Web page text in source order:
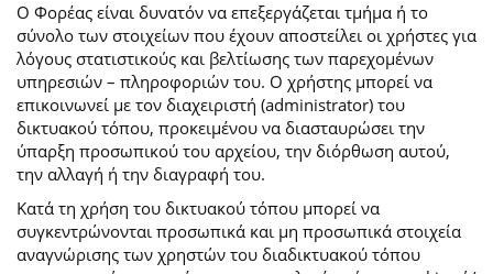
Ο Φορέας είναι δυνατόν να επεξεργάζεται τμήμα ή το
σύνολο των στοιχείων που έχουν αποστείλει οι χρήστες για
λόγους στατιστικούς και βελτίωσης των παρεχομένων
υπηρεσιών – πληροφοριών του. Ο χρήστης μπορεί να
επικοινωνεί με τον διαχειριστή (administrator) του
δικτυακού τόπου, προκειμένου να διασταυρώσει την
ύπαρξη προσωπικού του αρχείου, την διόρθωση αυτού,
την αλλαγή ή την διαγραφή του.
Κατά τη χρήση του δικτυακού τόπου μπορεί να
συγκεντρώνονται προσωπικά και μη προσωπικά στοιχεία
αναγνώρισης των χρηστών του διαδικτυακού τόπου